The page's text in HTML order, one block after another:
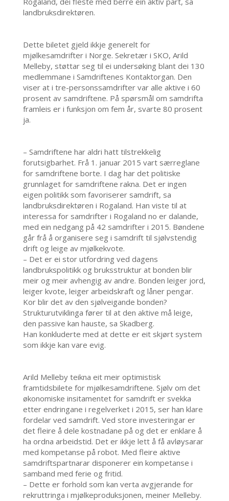
landbruksdirektøren.
Dette biletet gjeld ikkje generelt for
mjølkesamdrifter i Norge. Sekretær i SKO, Arild
Melleby, støttar seg til ei undersøking blant dei 130
medlemmane i Samdriftenes Kontaktorgan. Den
viser at i tre-personssamdrifter var alle aktive i 60
prosent av samdriftene. På spørsmål om samdrifta
framleis er i funksjon om fem år, svarte 80 prosent
ja.
– Samdriftene har aldri hatt tilstrekkelig
forutsigbarhet. Frå 1. januar 2015 vart særreglane
for samdriftene borte. I dag har det politiske
grunnlaget for samdriftene rakna. Det er ingen
eigen politikk som favoriserer samdrift, sa
landbruksdirektøren i Rogaland. Han viste til at
interessa for samdrifter i Rogaland no er dalande,
med ein nedgang på 42 samdrifter i 2015. Bøndene
går frå å organisere seg i samdrift til sjølvstendig
drift og leige av mjølkekvote.
– Det er ei stor utfordring ved dagens
landbrukspolitikk og bruksstruktur at bonden blir
meir og meir avhengig av andre. Bonden leiger jord,
leiger kvote, leiger arbeidskraft og låner pengar.
Kor blir det av den sjølveigande bonden?
Strukturutviklinga fører til at den aktive må leige,
den passive kan hauste, sa Skadberg.
Han konkluderte med at dette er eit skjørt system
som ikkje kan vare evig.
Arild Melleby teikna eit meir optimistisk
framtidsbilete for mjølkesamdriftene. Sjølv om det
økonomiske insitamentet for samdrift er svekka
etter endringane i regelverket i 2015, ser han klare
fordelar ved samdrift. Ved store investeringar er
det fleire å dele kostnadane på og det er enklare å
ha ordna arbeidstid. Det er ikkje lett å få avløysarar
med kompetanse på robot. Med fleire aktive
samdriftspartnarar disponerer ein kompetanse i
samband med ferie og fritid.
– Dette er forhold som kan verta avgjerande for
rekruttringa i mjølkeproduksjonen, meiner Melleby.